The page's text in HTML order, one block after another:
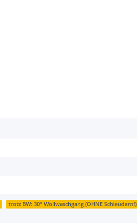
trotz BW: 30° Wollwaschgang (OHNE Schleudern!)